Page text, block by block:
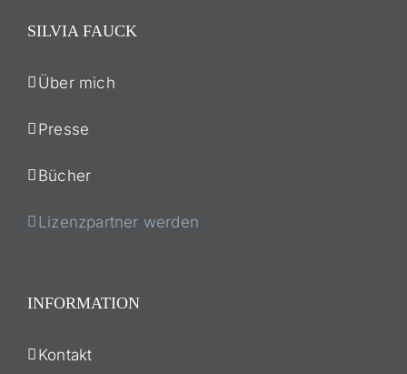
SILVIA FAUCK
Über mich
Presse
Bücher
Lizenzpartner werden
INFORMATION
Kontakt